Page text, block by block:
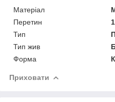
Матеріал
Перетин
Тип
Тип жив
Форма
Приховати